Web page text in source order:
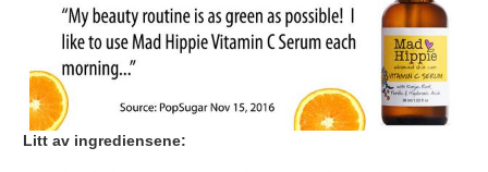
Litt av ingrediensene: